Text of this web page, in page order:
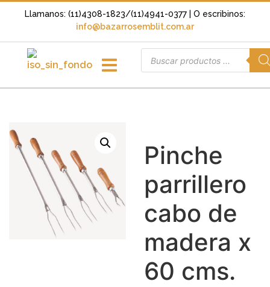
Llamanos: (11)4308-1823/(11)4941-0377
| O escribinos:
info@bazarrosemblit.com.ar
Pinche
parrillero
cabo de
madera x
60 cms.